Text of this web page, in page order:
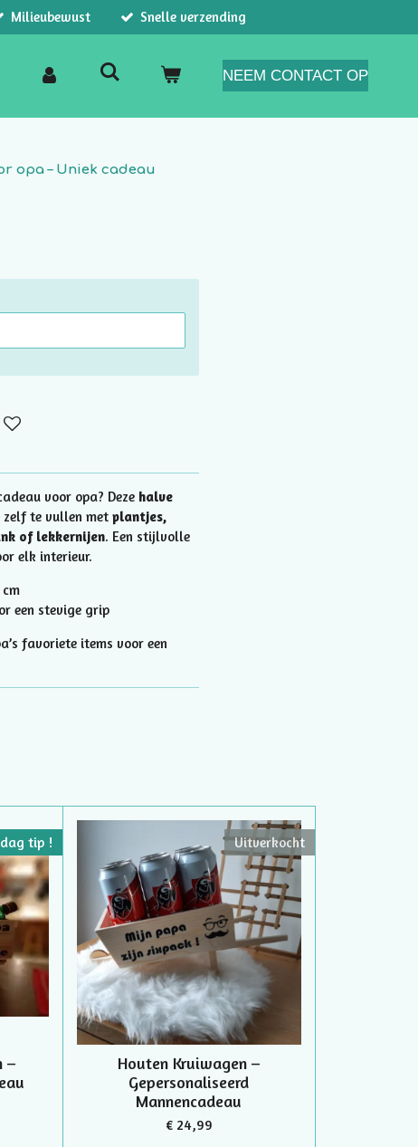
Milieubewust Snelle verzending
NEEM CONTACT OP
opa – Uniek cadeau
voor opa? Deze halve
zelf te vullen met plantjes,
of lekkernijen. Een stijlvolle
elk interieur.
cm
een stevige grip
favoriete items voor een
tip !
–
Uitverkocht
Houten Kruiwagen –
Gepersonaliseerd
Mannencadeau
€ 24,99